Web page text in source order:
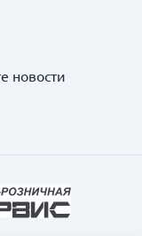
новости